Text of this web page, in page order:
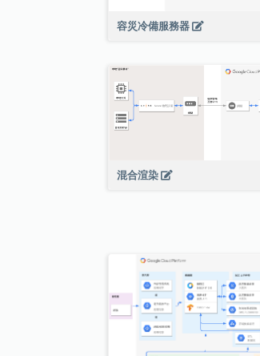
容災冷備服務器
混合渲染